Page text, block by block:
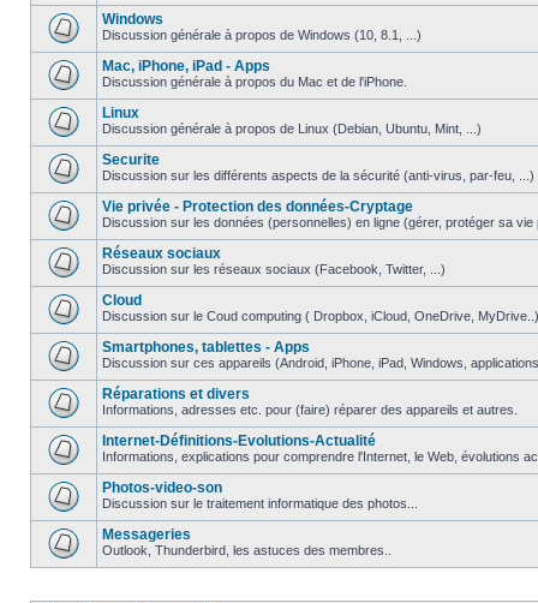
Windows
Discussion générale à propos de Windows (10, 8.1, ...)
Mac, iPhone, iPad - Apps
Discussion générale à propos du Mac et de l'iPhone.
Linux
Discussion générale à propos de Linux (Debian, Ubuntu, Mint, ...)
Securite
Discussion sur les différents aspects de la sécurité (anti-virus, par-feu, ...)
Vie privée - Protection des données-Cryptage
Discussion sur les données (personnelles) en ligne (gérer, protéger sa
Réseaux sociaux
Discussion sur les réseaux sociaux (Facebook, Twitter, ...)
Cloud
Discussion sur le Coud computing ( Dropbox, iCloud, OneDrive, MyDrive..)
Smartphones, tablettes - Apps
Discussion sur ces appareils (Android, iPhone, iPad, Windows,
Réparations et divers
Informations, adresses etc. pour (faire) réparer des appareils et autres.
Internet-Définitions-Evolutions-Actualité
Informations, explications pour comprendre l'Internet, le Web, évolutions
Photos-video-son
Discussion sur le traitement informatique des photos...
Messageries
Outlook, Thunderbird, les astuces des membres..